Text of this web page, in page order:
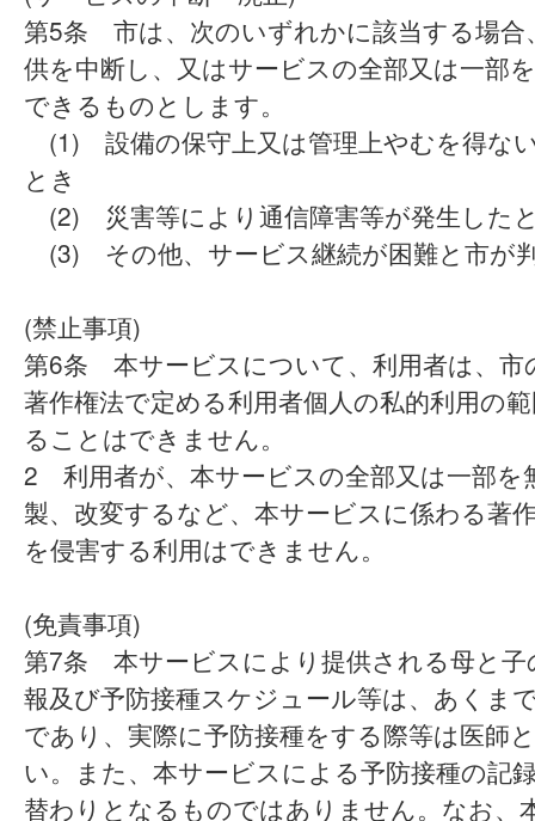
第5条 市は、次のいずれかに該当する場合
供を中断し、又はサービスの全部又は一部
できるものとします。
(1) 設備の保守上又は管理上やむを得な
とき
(2) 災害等により通信障害等が発生した
(3) その他、サービス継続が困難と市が
(禁止事項)
第6条 本サービスについて、利用者は、市
著作権法で定める利用者個人の私的利用の
ることはできません。
2 利用者が、本サービスの全部又は一部を
製、改変するなど、本サービスに係わる著
を侵害する利用はできません。
(免責事項)
第7条 本サービスにより提供される母と子
報及び予防接種スケジュール等は、あくま
であり、実際に予防接種をする際等は医師
い。また、本サービスによる予防接種の記
替わりとなるものではありません。なお、